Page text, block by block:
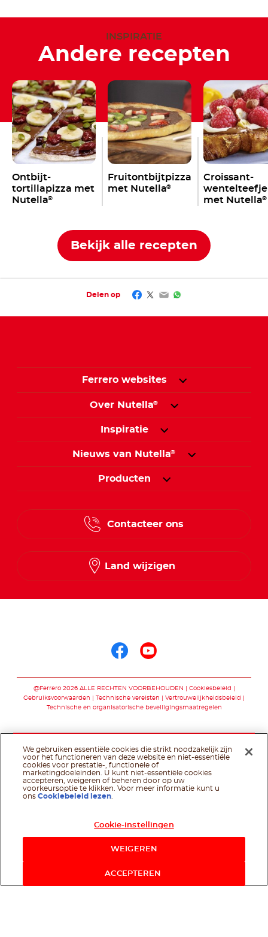
INSPIRATIE
Andere recepten
Ontbijt-
tortillapizza met
Nutella®
Fruitontbijtpizza
met Nutella®
Croissant-
wentelteefje
met Nutella®
Bekijk alle recepten
Delen op Facebook
Twitter
EmailWhatsApp
Ferrero websites
Over Nutella®
Inspiratie
Nieuws van Nutella®
Producten
Contacteer ons
Land wijzigen
@Ferrero 2026 ALLE RECHTEN VOORBEHOUDEN
Cookiesbeleid
Gebruiksvoorwaarden
Technische vereisten
Vertrouwelijkheidsbeleid
Technische en organisatorische beveiligingsmaatregelen
We gebruiken essentiële cookies die strikt noodzakelijk zijn
voor het functioneren van deze website en niet-essentiële
cookies voor prestatie-, functionele of
marketingdoeleinden. U kunt niet-essentiële cookies
accepteren, weigeren of beheren door op uw
voorkeursoptie te klikken. Voor meer informatie kunt u
onsCookiebeleid lezen
Cookie-instellingen
WEIGEREN
ACCEPTEREN